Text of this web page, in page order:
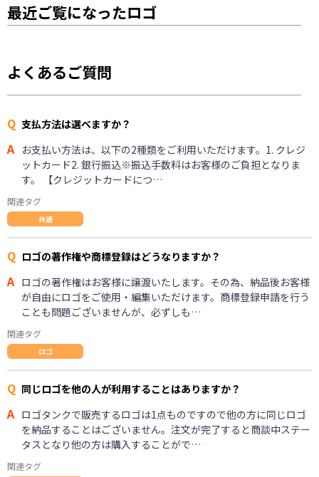
最近ご覧になったロゴ
よくあるご質問
Q 支払方法は選べますか？
A お支払い方法は、以下の2種類をご利用いただけます。1. クレジ
ットカード2. 銀行振込※振込手数料はお客様のご負担となりま
す。 【クレジットカードにつ…
関連タグ
共通
Q ロゴの著作権や商標登録はどうなりますか？
A ロゴの著作権はお客様に譲渡いたします。その為、納品後お客様
が自由にロゴをご使用・編集いただけます。商標登録申請を行う
ことも問題ございませんが、必ずしも…
関連タグ
ロゴ
Q 同じロゴを他の人が利用することはありますか？
A ロゴタンクで販売するロゴは1点ものですので他の方に同じロゴ
を納品することはございません。注文が完了すると商談中ステー
タスとなり他の方は購入することがで…
関連タグ